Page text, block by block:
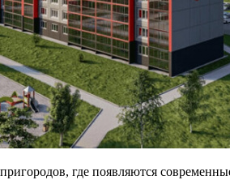
где появляются